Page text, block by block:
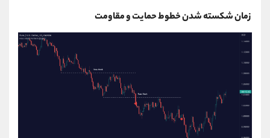
زمان شکسته شدن خطوط حمایت و مقاومت